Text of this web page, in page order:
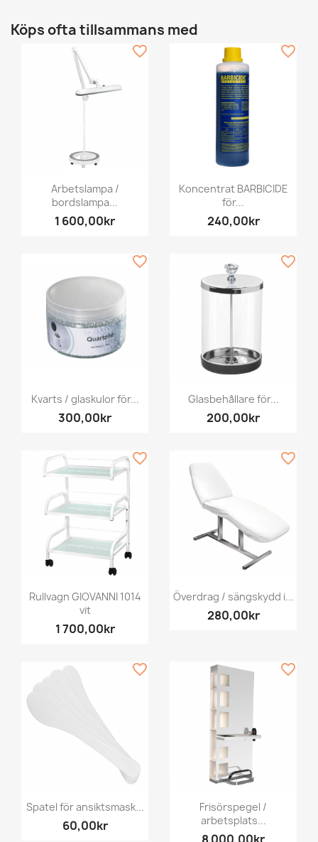
Köps ofta tillsammans med
Arbetslampa /
bordslampa...
1 600,00kr
favorite_border
Koncentrat BARBICIDE
för...
240,00kr
favorite_border
Kvarts / glaskulor för...
300,00kr
favorite_border
Glasbehållare för...
200,00kr
favorite_border
Rullvagn GIOVANNI 1014
vit
1 700,00kr
favorite_border
Överdrag / sängskydd i...
280,00kr
favorite_border
Spatel för ansiktsmask...
60,00kr
favorite_border
Frisörspegel /
arbetsplats...
favorite_border